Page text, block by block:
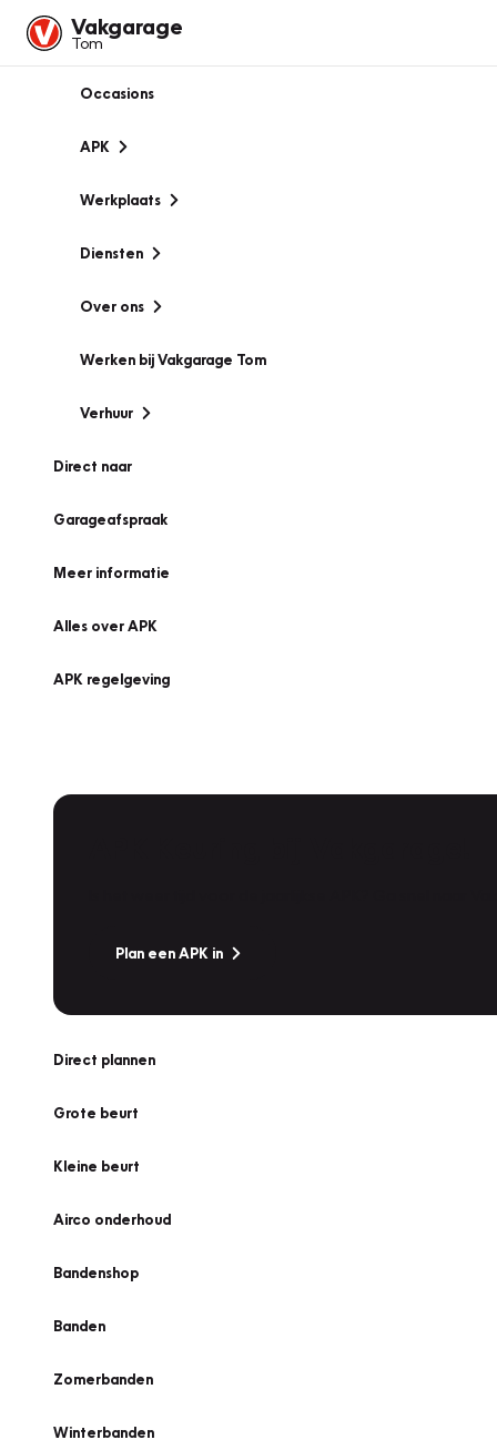
Vakgarage
Tom
Occasions
APK
Werkplaats
Diensten
Over ons
Werken bij Vakgarage Tom
Verhuur
Direct naar
Garageafspraak
Meer informatie
Alles over APK
APK regelgeving
Plan een APK in
Direct plannen
Grote beurt
Kleine beurt
Airco onderhoud
Bandenshop
Banden
Zomerbanden
Winterbanden